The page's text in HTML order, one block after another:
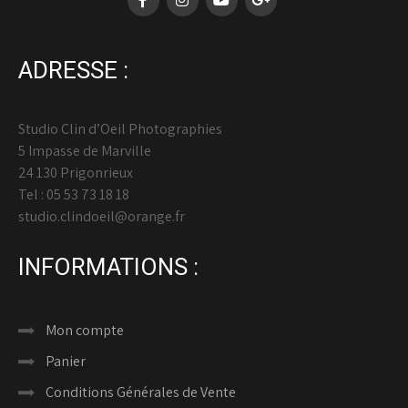
ADRESSE :
Studio Clin d’Oeil Photographies
5 Impasse de Marville
24 130 Prigonrieux
Tel : 05 53 73 18 18
studio.clindoeil@orange.fr
INFORMATIONS :
Mon compte
Panier
Conditions Générales de Vente